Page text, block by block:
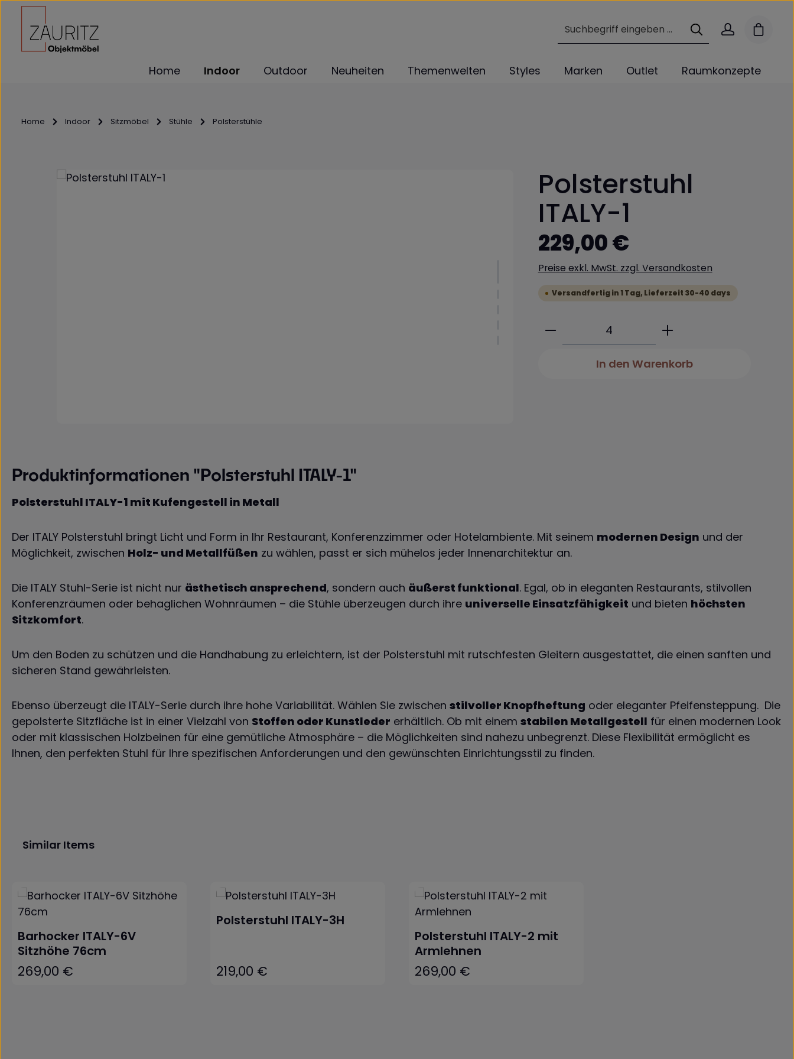
Home Indoor Outdoor Neuheiten Themenwelten Styles Marken Outlet Raumkonzepte
Home Indoor Sitzmöbel Stühle Polsterstühle
Bildergalerie überspringen Polsterstuhl
ITALY-1
Regulärer Preis:
229,00 €
Preise exkl. MwSt. zzgl. Versandkosten
Versandfertig in 1 Tag, Lieferzeit 30-40 days
Produkt Anzahl: Gib den
In den Warenkorb
Produktinformationen "Polsterstuhl ITALY-1"
Polsterstuhl ITALY-1 mit Kufengestell in Metall
Der ITALY Polsterstuhl bringt Licht und Form in Ihr Restaurant, Konferenzzimmer oder Hotelambiente. Mit seinem modernen Design und der
Möglichkeit, zwischen Holz- und Metallfüßen zu wählen, passt er sich mühelos jeder Innenarchitektur an.
Die ITALY Stuhl-Serie ist nicht nur ästhetisch ansprechend, sondern auch äußerst funktional. Egal, ob in eleganten Restaurants, stilvollen
Konferenzräumen oder behaglichen Wohnräumen – die Stühle überzeugen durch ihre universelle Einsatzfähigkeit und bieten höchsten
Sitzkomfort.
Um den Boden zu schützen und die Handhabung zu erleichtern, ist der Polsterstuhl mit rutschfesten Gleitern ausgestattet, die einen sanften und
sicheren Stand gewährleisten.
Ebenso überzeugt die ITALY-Serie durch ihre hohe Variabilität. Wählen Sie zwischen stilvoller Knopfheftung oder eleganter Pfeifensteppung. Die
gepolsterte Sitzfläche ist in einer Vielzahl von Stoffen oder Kunstleder erhältlich. Ob mit einem stabilen Metallgestell für einen modernen Look
oder mit klassischen Holzbeinen für eine gemütliche Atmosphäre – die Möglichkeiten sind nahezu unbegrenzt. Diese Flexibilität ermöglicht es
Ihnen, den perfekten Stuhl für Ihre spezifischen Anforderungen und den gewünschten Einrichtungsstil zu finden.
Similar Items
Produktgalerie überspringen
Barhocker ITALY-6V
Sitzhöhe 76cm
Regulärer Preis:
269,00 €
Polsterstuhl ITALY-3H
Regulärer Preis:
219,00 €
Polsterstuhl ITALY-2 mit
Armlehnen
Regulärer Preis:
269,00 €